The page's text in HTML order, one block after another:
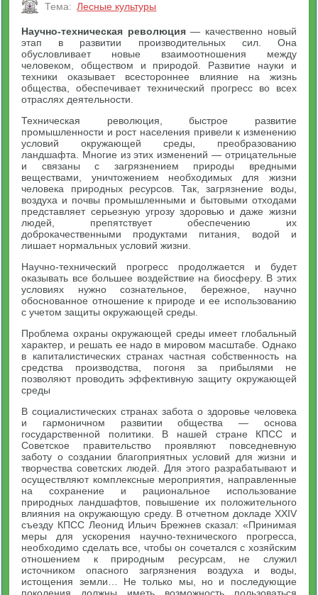
Тема: Лесные культуры
Научно-техническая революция— качественно новый
этап в развитии производительных сил. Она
обусловливает новые взаимоотношения между
человеком, обществом и природой. Развитие науки и
техники оказывает всестороннее влияние на жизнь
общества, обеспечивает технический прогресс во всех
отраслях деятельности.
Техническая революция, быстрое развитие
промышленности и рост населения привели к изменению
условий окружающей среды, преобразованию
ландшафта. Многие из этих изменений — отрицательные
и связаны с загрязнением природы вредными
веществами, уничтожением необходимых для жизни
человека природных ресурсов. Так, загрязнение воды,
воздуха и почвы промышленными и бытовыми отходами
представляет серьезную угрозу здоровью и даже жизни
людей, препятствует обеспечению их
доброкачественными продуктами питания, водой и
лишает нормальных условий жизни.
Научно-технический прогресс продолжается и будет
оказывать все большее воздействие на биосферу. В этих
условиях нужно сознательное, бережное, научно
обоснованное отношение к природе и ее использованию
с учетом защиты окружающей среды.
Проблема охраны окружающей среды имеет глобальный
характер, и решать ее надо в мировом масштабе. Однако
в капиталистических странах частная собственность на
средства производства, погоня за прибылями не
позволяют проводить эффективную защиту окружающей
среды
В социалистических странах забота о здоровье человека
и гармоничном развитии общества — основа
государственной политики. В нашей стране КПСС и
Советское правительство проявляют повседневную
заботу о создании благоприятных условий для жизни и
творчества советских людей. Для этого разрабатывают и
осуществляют комплексные мероприятия, направленные
на сохранение и рациональное использование
природных ландшафтов, повышение их положительного
влияния на окружающую среду. В отчетном докладе XXIV
съезду КПСС Леонид Ильич Брежнев сказал: «Принимая
меры для ускорения научно-технического прогресса,
необходимо сделать все, чтобы он сочетался с хозяйским
отношением к природным ресурсам, не служил
источником опасного загрязнения воздуха и воды,
истощения земли… Не только мы, но и последующие